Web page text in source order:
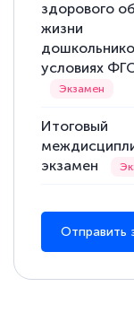
здорового
жизни
условиях
Итоговый
экзамен
Отправить